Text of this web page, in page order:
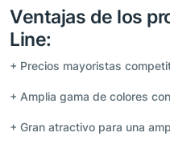
Ventajas de los
Line:
+ Precios mayoristas
+ Amplia gama de colores
+ Gran atractivo para una